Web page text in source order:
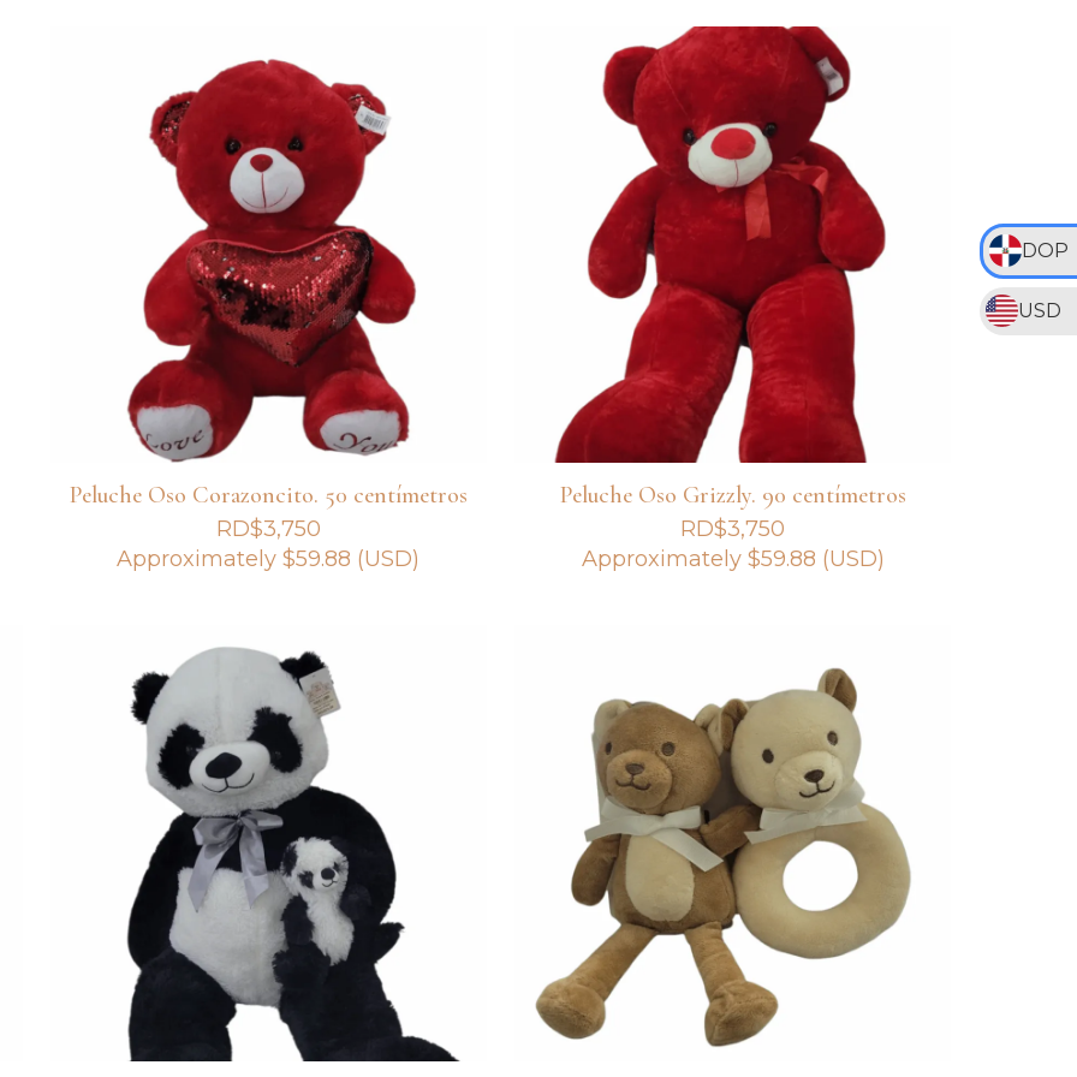
DOP
USD
Peluche Oso Corazoncito. 50 centímetros
RD$3,750
Approximately$59.88 (USD)
Peluche Oso Grizzly. 90 centímetros
RD$3,750
Approximately $59.88 (USD)